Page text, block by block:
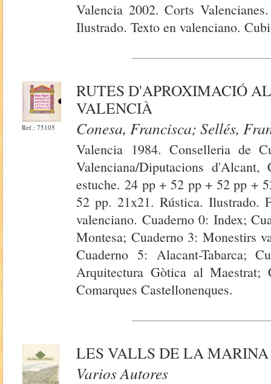
Valencia 2002. Corts
Ilustrado. Texto en valenciano.
Ref.: 75105
RUTES D'APROXIMACIÓ
VALENCIÀ
Conesa, Francisca; Sellés,
Valencia 1984. Conselleria de
Valenciana/Diputacions
estuche. 24 pp + 52 pp + 52 pp +
52 pp. 21x21. Rústica. Ilustrado.
valenciano. Cuaderno 0: Index;
Montesa; Cuaderno 3: Monestirs
Cuaderno 5: Alacant-Tabarca;
Arquitectura Gòtica al Maestrat;
Comarques Castellonenques.
LES VALLS DE LA MARINA
Varios Autores